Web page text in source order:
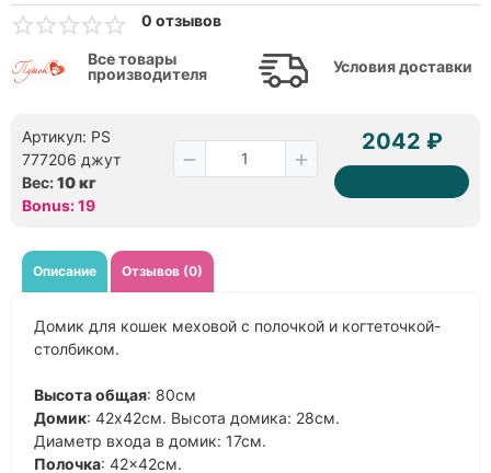
0 отзывов
Все товары
производителя
Условия доставки
Артикул: PS
777206 джут
Вес:10 кг
Bonus: 19
2042 ₽
Описание Отзывов (0)
Домик для кошек меховой с полочкой и когтеточкой-
столбиком.
Высота общая: 80см
Домик: 42х42см. Высота домика: 28см.
Диаметр входа в домик: 17см.
Полочка: 42×42см.